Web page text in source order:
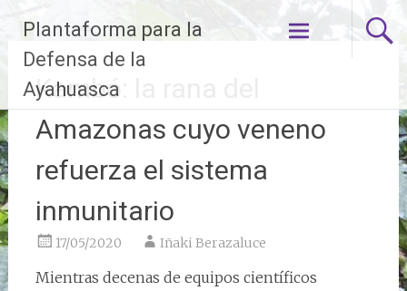
contenido
Plantaforma para la
Defensa de la
Ayahuasca
Kambó: la rana del
Amazonas cuyo veneno
refuerza el sistema
inmunitario
17/05/2020 Iñaki Berazaluce
Mientras decenas de equipos científicos